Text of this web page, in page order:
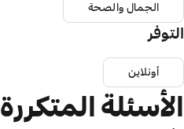
الجمال والصحة
التوفر
أونلاين
الأسئلة المتكررة